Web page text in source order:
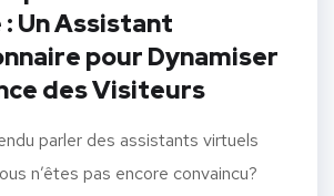
Un Assistant
pour Dynamiser
des Visiteurs
parler des assistants virtuels
n’êtes pas encore convaincu?